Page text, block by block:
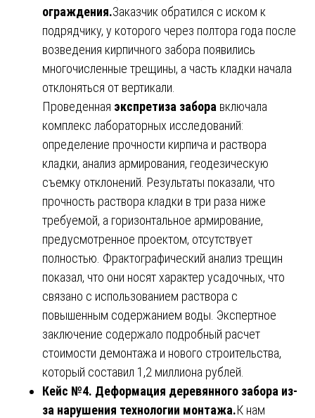
ограждения.Заказчик обратился с иском к
подрядчику, у которого через полтора года после
возведения кирпичного забора появились
многочисленные трещины, а часть кладки начала
отклоняться от вертикали.
Проведенная экспретиза забора включала
комплекс лабораторных исследований:
определение прочности кирпича и раствора
кладки, анализ армирования, геодезическую
съемку отклонений. Результаты показали, что
прочность раствора кладки в три раза ниже
требуемой, а горизонтальное армирование,
предусмотренное проектом, отсутствует
полностью. Фрактографический анализ трещин
показал, что они носят характер усадочных, что
связано с использованием раствора с
повышенным содержанием воды. Экспертное
заключение содержало подробный расчет
стоимости демонтажа и нового строительства,
который составил 1,2 миллиона рублей.
Кейс №4. Деформация деревянного забора из-
за нарушения технологии монтажа.К нам